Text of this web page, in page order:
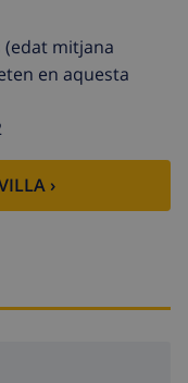
is an ideal
by nature
and you
per person.
from the
Please note that
of teenagers,
atmosphere.
(edat mitjana
en aquesta
›